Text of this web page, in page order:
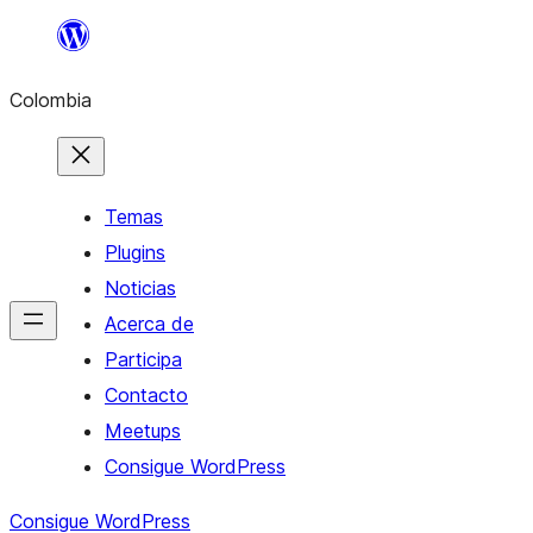
Saltar
contenido
Colombia
Temas
Plugins
Noticias
Acerca de
Participa
Contacto
Meetups
Consigue WordPress
Consigue WordPress